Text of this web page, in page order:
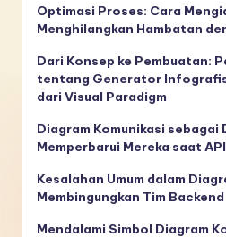
Optimasi Proses: Cara
Menghilangkan Hambatan
Dari Konsep ke Pembuatan:
tentang Generator
dari Visual Paradigm
Diagram Komunikasi sebagai
Memperbarui Mereka saat
Kesalahan Umum dalam
Membingungkan Tim Backend
Mendalami Simbol Diagram